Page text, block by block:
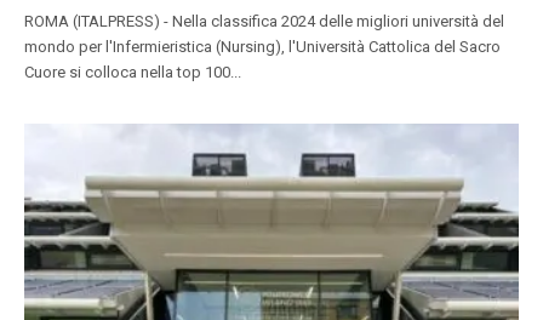
ROMA (ITALPRESS) - Nella classifica 2024 delle migliori università del
mondo per l'Infermieristica (Nursing), l'Università Cattolica del Sacro
Cuore si colloca nella top 100...